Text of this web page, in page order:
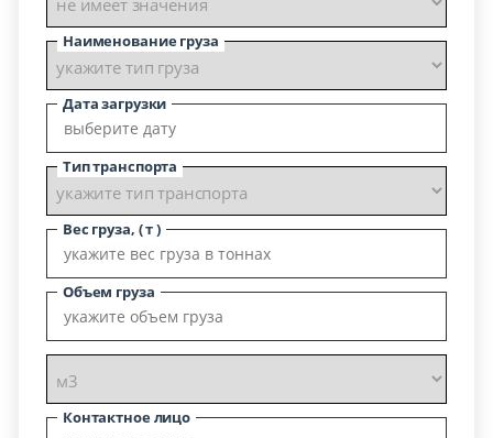
Наименование груза
Дата загрузки
Тип транспорта
Вес груза, ( т )
Объем груза
Контактное лицо